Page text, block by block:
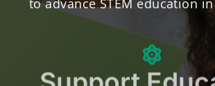
to advance STEM education
Support